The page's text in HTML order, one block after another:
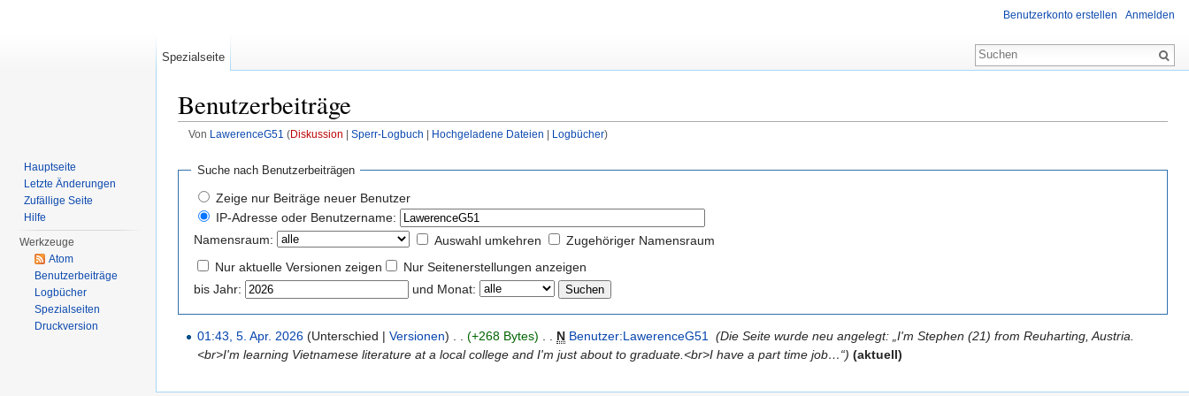
Benutzerbeiträge
Von LawerenceG51 (Diskussion Sperr-Logbuch Hochgeladene Dateien Logbücher)
Suche nach Benutzerbeiträgen
Zeige nur Beiträge neuer Benutzer
IP-Adresse oder Benutzername:
Namensraum:
Auswahl umkehren
Zugehöriger Namensraum
Nur aktuelle Versionen zeigen
Nur Seitenerstellungen anzeigen
bis Jahr:
und Monat:
01:43, 5. Apr. 2026 (Unterschied |Versionen) (+268 Bytes) N Benutzer:LawerenceG51 ‎(Die Seite wurde neu angelegt: „I'm Stephen (21) from Reuharting, Austria.
<br>I'm learning Vietnamese literature at a local college and I'm just about to graduate.<br>I have a part time job…“) (aktuell)
Benutzerkonto erstellen Anmelden
Spezialseite
Hauptseite
Letzte Änderungen
Zufällige Seite
Hilfe
Werkzeuge
Atom
Benutzerbeiträge
Logbücher
Spezialseiten
Druckversion